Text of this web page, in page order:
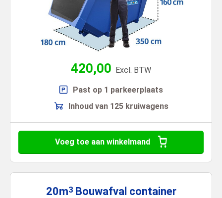
420,00 Excl. BTW
Past op 1 parkeerplaats
Inhoud van 125 kruiwagens
Voeg toe aan winkelmand
20m3 Bouwafval container